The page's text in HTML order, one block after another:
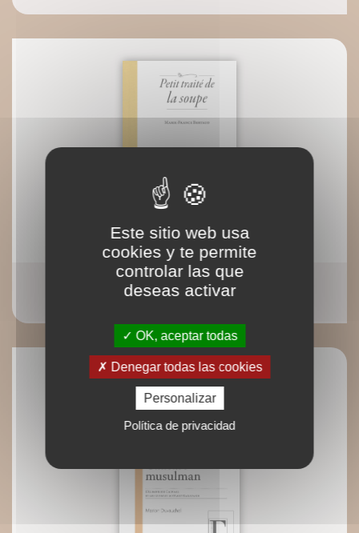
Petit traité de la soupe
Este sitio web usa
cookies y te permite
controlar las que
deseas activar
OK, aceptar todas
Denegar todas las cookies
Personalizar
Política de privacidad